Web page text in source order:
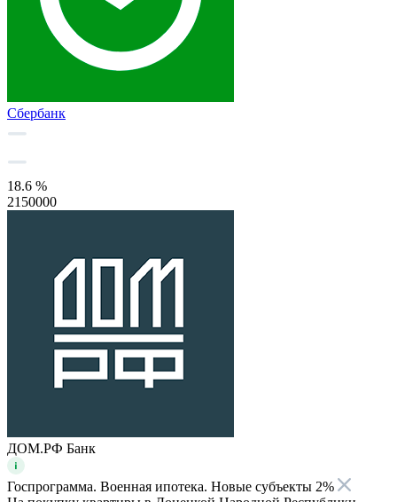
Сбербанк
18.6 %
2150000
ДОМ.РФ Банк
Госпрограмма. Военная ипотека. Новые субъекты 2%